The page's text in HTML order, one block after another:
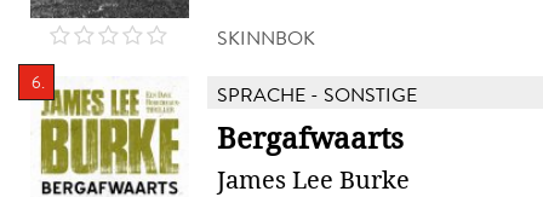
SKINNBOK
6. SPRACHE - SONSTIGE
Bergafwaarts
James Lee Burke